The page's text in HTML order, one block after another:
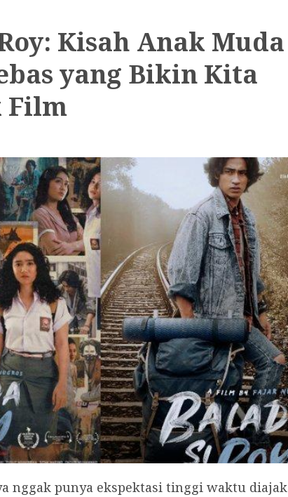
Kisah Anak Muda
yang Bikin Kita
Film
nggak punya ekspektasi tinggi waktu diajak